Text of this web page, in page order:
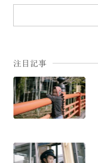
注目記事